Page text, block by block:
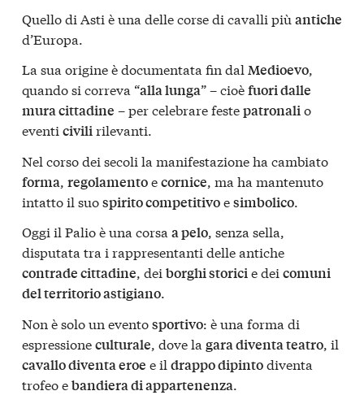
Quello di Asti è una delle corse di cavalli più antiche
d’Europa.
La sua origine è documentata fin dal Medioevo,
quando si correva “alla lunga” – cioèfuori dalle
mura cittadine – per celebrare festepatronalio
eventi civilirilevanti.
Nel corso dei secoli la manifestazione ha cambiato
forma, regolamentoecornice, ma ha mantenuto
intatto il suospirito competitivoesimbolico.
Oggi il Palio è una corsa a pelo, senza sella,
disputata tra i rappresentanti delle antiche
contrade cittadine, dei borghi storicie dei comuni
del territorio astigiano.
Non è solo un eventosportivo: è una forma di
espressioneculturale, dove la gara diventa teatro, il
cavallo diventa eroe e il drappo dipintodiventa
trofeo ebandiera di appartenenza.